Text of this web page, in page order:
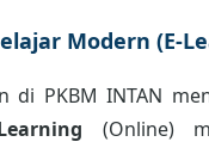
Modern (E-
di PKBM INTAN
(Online)